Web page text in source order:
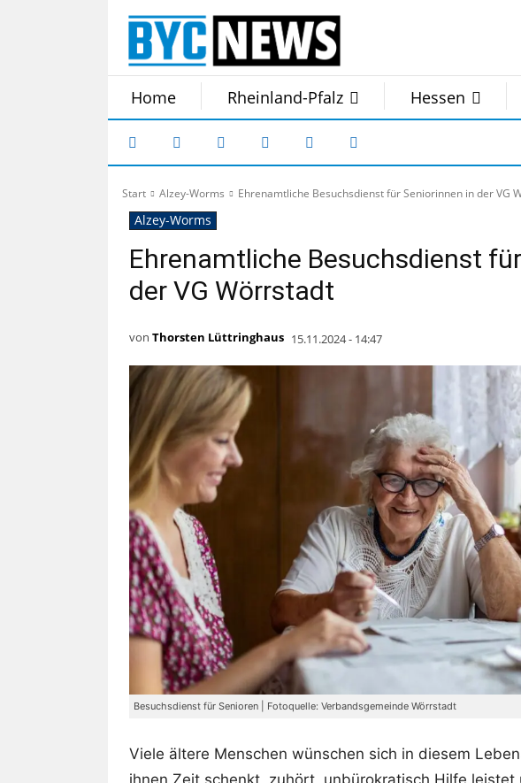
Home Rheinland-Pfalz Hessen
Start Alzey-Worms Ehrenamtliche Besuchsdienst für Seniorinnen in der VG
Alzey-Worms
Ehrenamtliche Besuchsdienst
der VG Wörrstadt
von Thorsten Lüttringhaus 15.11.2024 - 14:47
Besuchsdienst für Senioren | Fotoquelle: Verbandsgemeinde Wörrstadt
Viele ältere Menschen wünschen sich in diesem